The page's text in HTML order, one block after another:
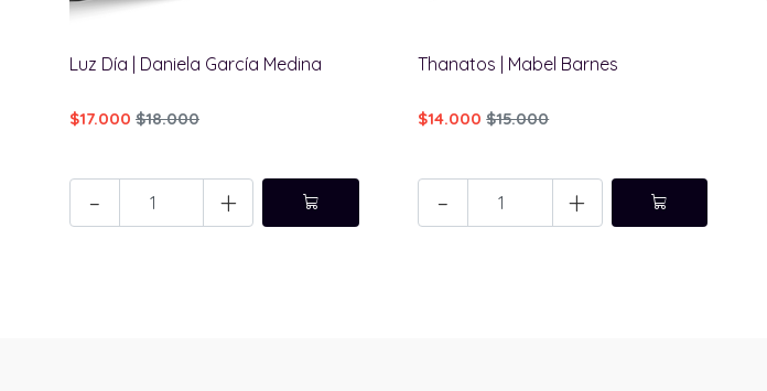
Luz Día | Daniela García Medina
$17.000 $18.000
- +
Thanatos | Mabel Barnes
$14.000 $15.000
- +